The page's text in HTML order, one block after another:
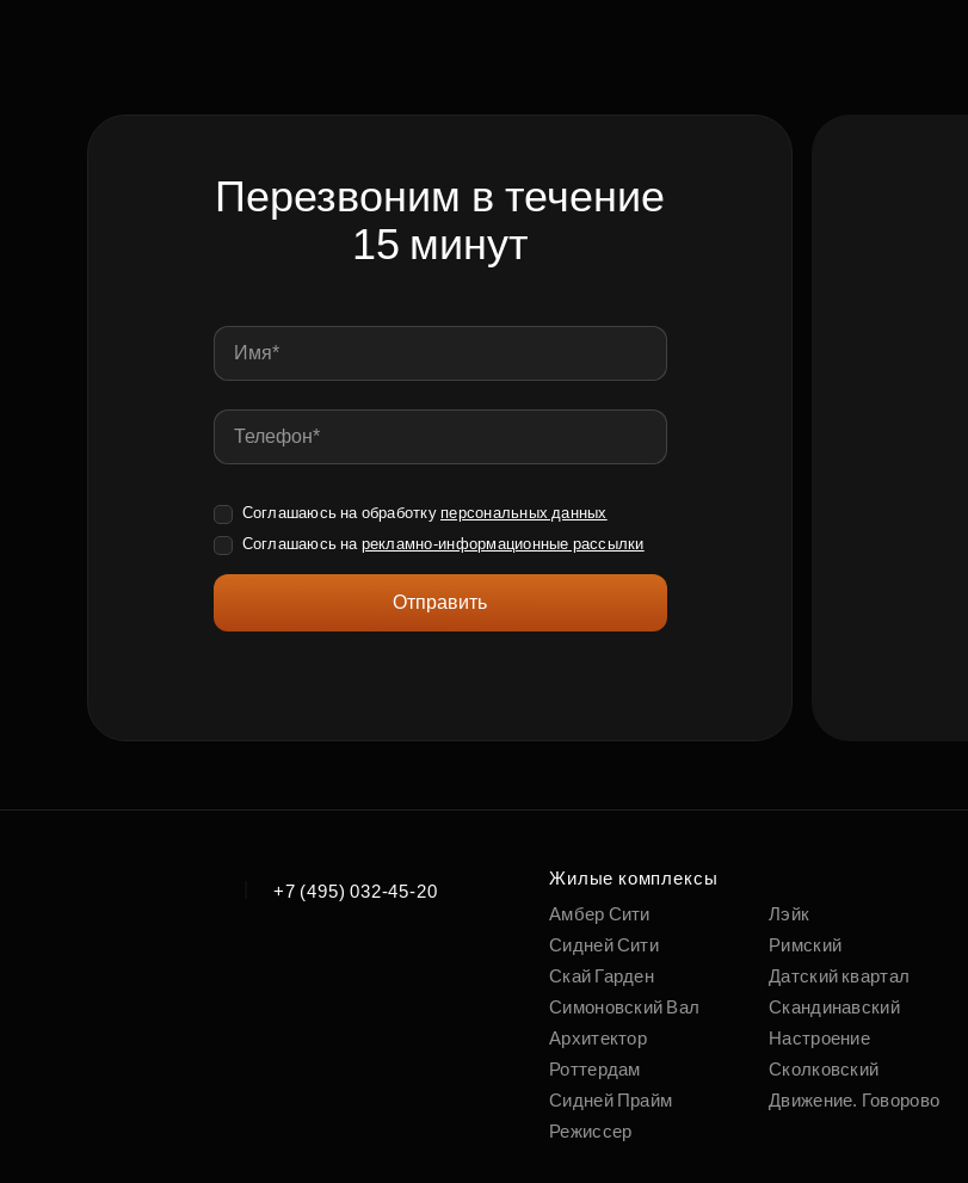
Перезвоним в течение
15 минут
Соглашаюсь на обработку персональных данных
Соглашаюсь на рекламно-информационные рассылки
Отправить
+7 (495) 032-45-20
Жилые комплексы
Амбер Сити
Сидней Сити
Скай Гарден
Симоновский Вал
Архитектор
Роттердам
Сидней Прайм
Режиссер
Лэйк
Римский
Датский квартал
Скандинавский
Настроение
Сколковский
Движение. Говорово